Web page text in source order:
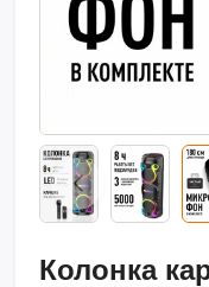
Колонка